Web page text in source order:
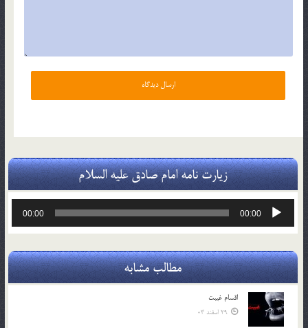
زیارت نامه امام صادق علیه السلام
پخش‌کننده
00:00
00:00
مطالب مشابه
اقسام غيبت
29 اسفند 03